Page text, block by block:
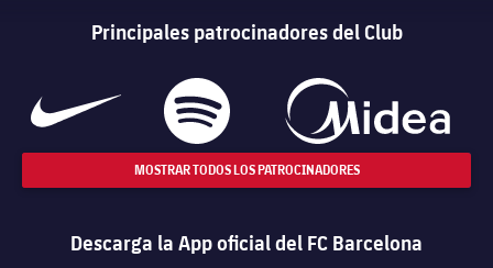
Principales patrocinadores del Club
MOSTRAR TODOS LOS PATROCINADORES
Descarga la App oficial del FC Barcelona